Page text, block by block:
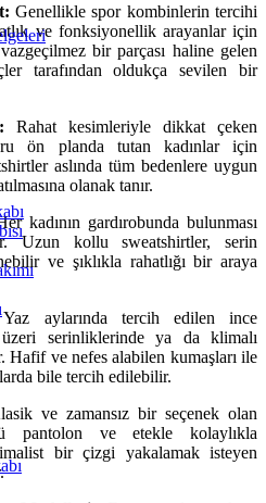
Genellikle spor kombinlerin tercihi
ve fonksiyonellik arayanlar için
bir parçası haline gelen
tarafından oldukça sevilen bir
Rahat kesimleriyle dikkat çeken
ön planda tutan kadınlar için
aslında tüm bedenlere uygun
olanak tanır.
kadının gardırobunda bulunması
Uzun kollu sweatshirtler, serin
ve şıklıkla rahatlığı bir araya
aylarında tercih edilen ince
serinliklerinde ya da klimalı
Hafif ve nefes alabilen kumaşları ile
bile tercih edilebilir.
ve zamansız bir seçenek olan
pantolon ve etekle kolaylıkla
bir çizgi yakalamak isteyen